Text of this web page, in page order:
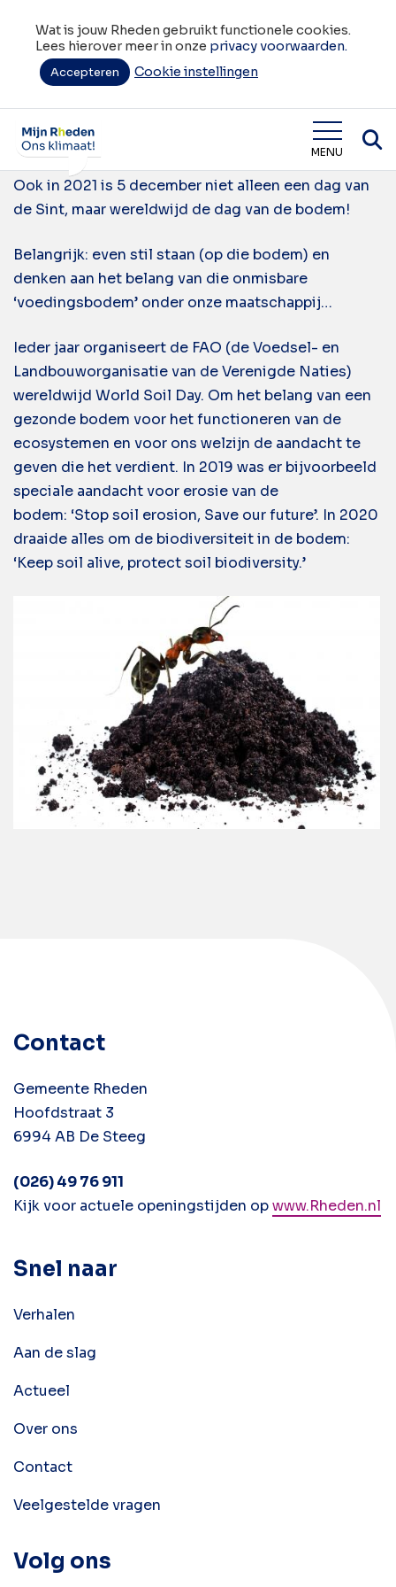
Wat is jouw Rheden gebruikt functionele cookies.
Lees hierover meer in onze privacy voorwaarden.
Accepteren Cookie instellingen
Wat is jouw Rheden MENU
Tag:Wereldbodemdag
Wereldbodemdag
Ook in 2021 is 5 december niet alleen een dag van
de Sint, maar wereldwijd de dag van de bodem!
Belangrijk: even stil staan (op die bodem) en
denken aan het belang van die onmisbare
‘voedingsbodem’ onder onze maatschappij…
Ieder jaar organiseert de FAO (de Voedsel- en
Landbouworganisatie van de Verenigde Naties)
wereldwijd World Soil Day. Om het belang van een
gezonde bodem voor het functioneren van de
ecosystemen en voor ons welzijn de aandacht te
geven die het verdient. In 2019 was er bijvoorbeeld
speciale aandacht voor erosie van de
bodem: ‘Stop soil erosion, Save our future’. In 2020
draaide alles om de biodiversiteit in de bodem:
‘Keep soil alive, protect soil biodiversity.’
Contact
Gemeente Rheden
Hoofdstraat 3
6994 AB De Steeg
(026) 49 76 911
Kijk voor actuele openingstijden opwww.Rheden.nl
Snel naar
Verhalen
Aan de slag
Actueel
Over ons
Contact
Veelgestelde vragen
Volg ons